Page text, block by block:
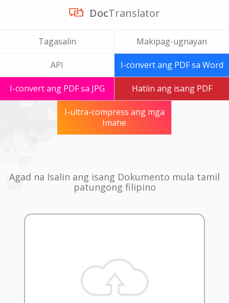
DocTranslator
Tagasalin Makipag-ugnayan
API I-convert ang PDF sa Word
I-convert ang PDF sa JPG Hatiin ang isang PDF
I-ultra-compress ang mga
Imahe
Agad na Isalin ang isang Dokumento mula tamil
patungong filipino